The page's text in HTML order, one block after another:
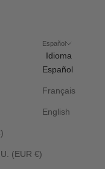
(EUR €)
Español
Idioma
Español
Français
English